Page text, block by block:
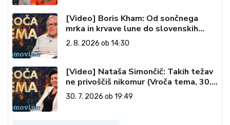
[Video] Boris Kham: Od sončnega
mrka in krvave lune do slovenskih
pečatov v vesolju (Vroča tema, 2. 8.
2026)
2. 8. 2026 ob 14:30
[Video] Nataša Simončič: Takih težav
ne privoščiš nikomur (Vroča tema, 30.
7. 2026)
30. 7. 2026 ob 19:49